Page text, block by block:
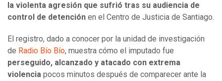
la violenta agresión que sufrió tras su audiencia de
control de detención en el Centro de Justicia de Santiago.
El registro, dado a conocer por la unidad de investigación
de Radio Bío Bío, muestra cómo el imputado fue
perseguido, alcanzado y atacado con extrema
violencia pocos minutos después de comparecer ante la